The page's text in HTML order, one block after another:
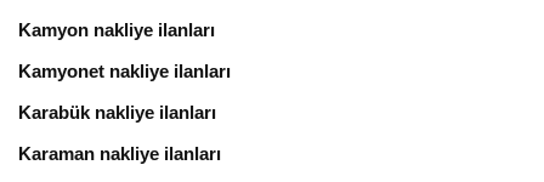
Kamyon nakliye ilanları
Kamyonet nakliye ilanları
Karabük nakliye ilanları
Karaman nakliye ilanları